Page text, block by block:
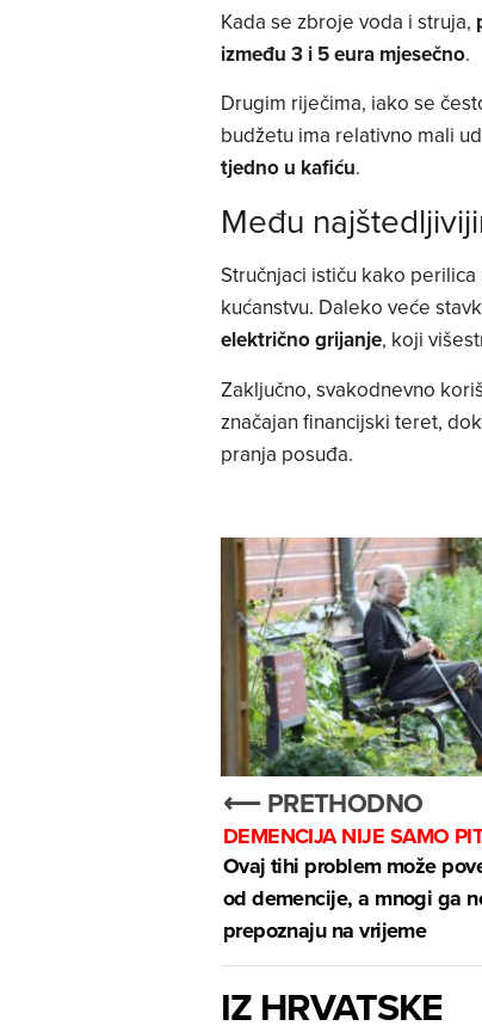
Kada se zbroje voda i struja,
između 3 i 5 eura mjesečno.
Drugim riječima, iako se
budžetu ima relativno mali
tjedno u kafiću.
Među
Stručnjaci ističu kako
kućanstvu. Daleko veće
električno grijanje, koji
Zaključno, svakodnevno
značajan financijski teret,
pranja posuđa.
⟵ PRETHODNO
DEMENCIJA NIJE SAMO
Ovaj tihi problem može
od demencije, a mnogi ga
prepoznaju na vrijeme
IZ HRVATSKE